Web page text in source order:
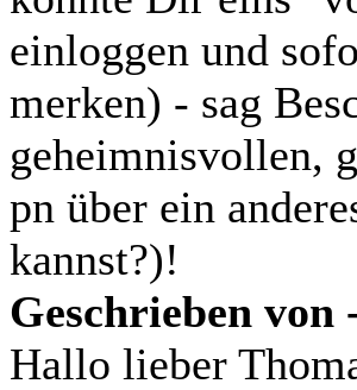
einloggen und
merken) - sag
geheimnisvollen,
pn über ein
kannst?)!
Geschrieben von
Hallo lieber